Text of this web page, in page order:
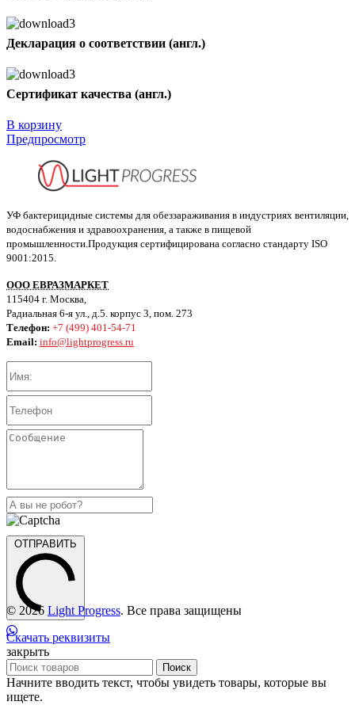
Декларация о соответствии (англ.)
Сертификат качества (англ.)
В корзину
Предпросмотр
УФ бактерицидные системы для обеззараживания в индустриях вентиляции,
водоснабжения и здравоохранения, а также в пищевой
промышленности.Продукция сертифицирована согласно стандарту ISO
9001:2015.
ООО ЕВРАЗМАРКЕТ
115404 г. Москва,
Радиальная 6-я ул., д.5. корпус 3, пом. 273
Телефон: +7 (499) 401-54-71
Email: info@lightprogress.ru
ОТПРАВИТЬ
© 2026 Light Progress. Все права защищены
Скачать реквизиты
закрыть
Поиск
Начните вводить текст, чтобы увидеть товары, которые вы
ищете.